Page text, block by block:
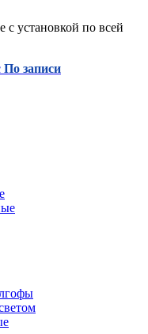
с установкой по всей
По записи